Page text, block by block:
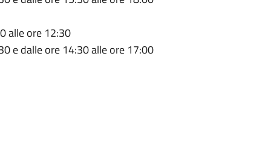
alle ore 12:30
e dalle ore 14:30 alle ore 17:00